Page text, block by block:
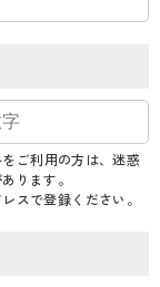
ご利用の方は、迷惑
ります。
スで登録ください。